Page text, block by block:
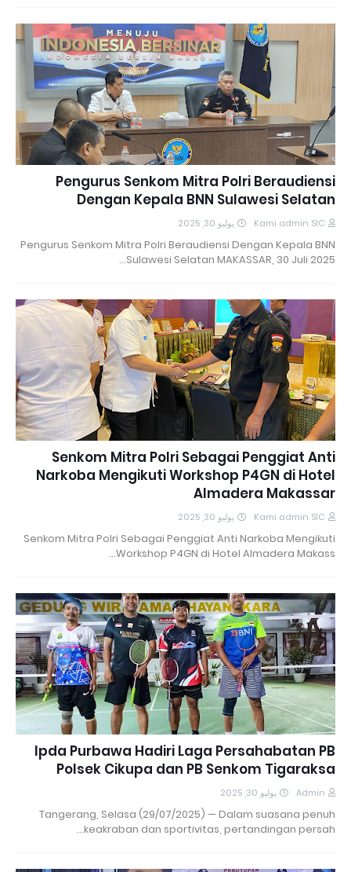
Pengurus Senkom Mitra Polri Beraudiensi
Dengan Kepala BNN Sulawesi Selatan
Kami admin SIC يوليو 30, 2025
Pengurus Senkom Mitra Polri Beraudiensi Dengan Kepala BNN
Sulawesi Selatan MAKASSAR, 30 Juli 2025…
Senkom Mitra Polri Sebagai Penggiat Anti
Narkoba Mengikuti Workshop P4GN di Hotel
Almadera Makassar
Kami admin SIC يوليو 30, 2025
Senkom Mitra Polri Sebagai Penggiat Anti Narkoba Mengikuti
Workshop P4GN di Hotel Almadera Makass…
Ipda Purbawa Hadiri Laga Persahabatan PB
Polsek Cikupa dan PB Senkom Tigaraksa
Admin يوليو 30, 2025
Tangerang, Selasa (29/07/2025) — Dalam suasana penuh
keakraban dan sportivitas, pertandingan persah…